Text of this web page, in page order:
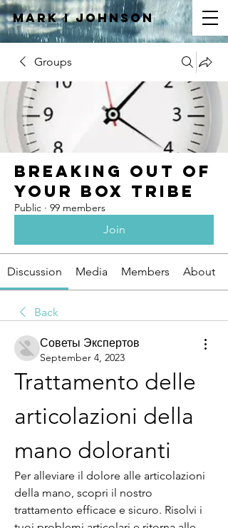
Mark IJOHNSON
Groups
Breaking Out of
Your Box Tribe
Public · 99 members
Join
Discussion Media Members About
Back
Советы Экспертов
September 4, 2023
Trattamento delle
articolazioni della
mano doloranti
Per alleviare il dolore alle articolazioni
della mano, scopri il nostro
trattamento efficace e sicuro. Risolvi i